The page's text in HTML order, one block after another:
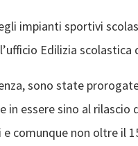
impianti sportivi
Edilizia scolastica
sono state
in essere sino al rilascio
e comunque non oltre il